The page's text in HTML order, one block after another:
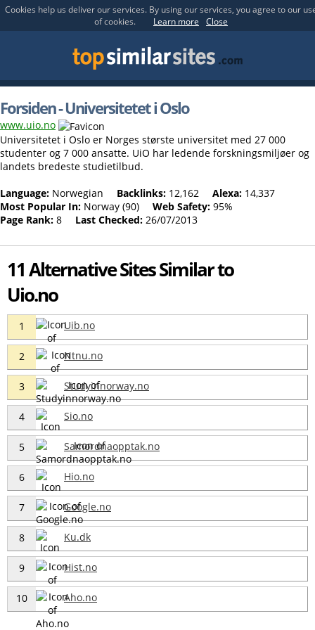
Cookies help us deliver our services. By using our services, you agree to our
of cookies.
Learn more Close
Forsiden - Universitetet i Oslo
www.uio.no
Universitetet i Oslo er Norges største universitet med 27 000
studenter og 7 000 ansatte. UiO har ledende forskningsmiljøer og
landets bredeste studietilbud.
Language: Norwegian Backlinks: 12,162 Alexa: 14,337
Most Popular In: Norway (90) Web Safety: 95%
Page Rank: 8 Last Checked: 26/07/2013
11 Alternative Sites Similar to
Uio.no
1 Uib.no
2 Ntnu.no
3 Studyinnorway.no
4 Sio.no
5 Samordnaopptak.no
6 Hio.no
7 Google.no
8 Ku.dk
9 Hist.no
10 Aho.no